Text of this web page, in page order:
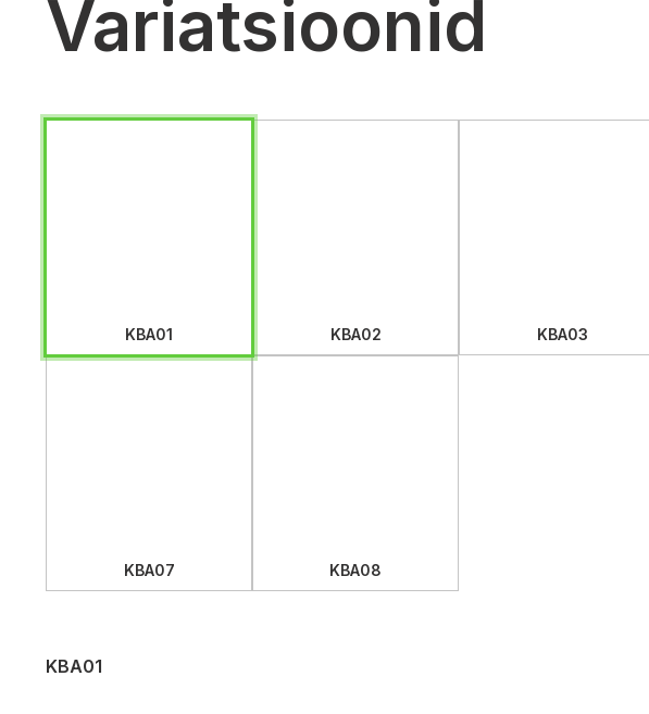
Variatsioonid
KBA01 KBA02 KBA03
KBA07 KBA08
KBA01